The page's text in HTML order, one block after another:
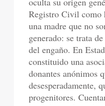
Registro Civil como
una madre que no
generado: se trata
del engaño. En
constituido una
donantes anónimos
desesperadamente,
progenitores.